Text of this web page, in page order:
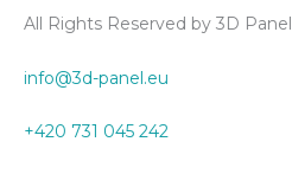
All Rights Reserved by 3D Panel
info@3d-panel.eu
+420 731 045 242